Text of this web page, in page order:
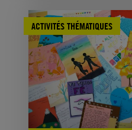
ACTIVITÉS THÉMATIQUES